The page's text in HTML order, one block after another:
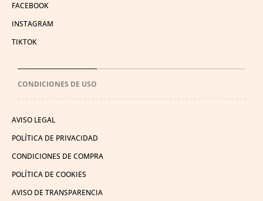
FACEBOOK
INSTAGRAM
TIKTOK
CONDICIONES DE USO
AVISO LEGAL
POLÍTICA DE PRIVACIDAD
CONDICIONES DE COMPRA
POLÍTICA DE COOKIES
AVISO DE TRANSPARENCIA